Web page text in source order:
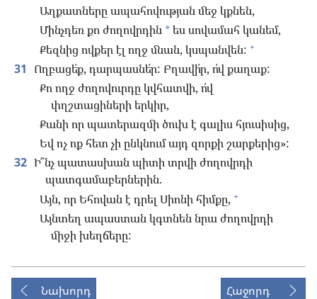
Աղքատները ապահովության մեջ կքնեն,
Մինչդեռ քո ժողովրդին *ես սովամահ կանեմ,
Քեզնից ովքեր էլ ողջ մնան, կսպանվեն: +
31 Ողբացե՛ք, դարպասնե՛ր: Բղավի՛ր, ո՛վ քաղաք:
Քո ողջ ժողովուրդը կվհատվի, ո՛վ
փղշտացիների երկիր,
Քանի որ պատերազմի ծուխ է գալիս հյուսիսից,
Եվ ոչ ոք հետ չի ընկնում այդ զորքի շարքերից»:
32 Ի՞նչ պատասխան պիտի տրվի ժողովրդի
պատգամաբերներին.
Այն, որ Եհովան է դրել Սիոնի հիմքը, +
Այնտեղ ապաստան կգտնեն նրա ժողովրդի
միջի խեղճերը:
Նախորդ Հաջորդ